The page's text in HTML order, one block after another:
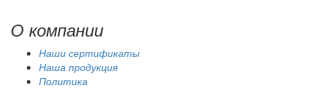
О компании
Наши сертификаты
Наша продукция
Политика